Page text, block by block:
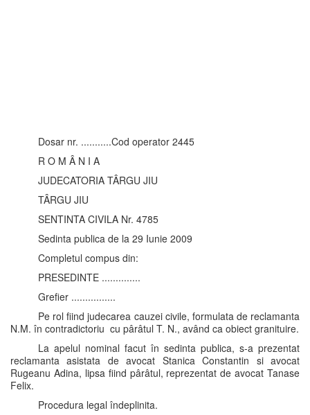
Dosar nr. ...........Cod operator 2445
R O M Â N I A
JUDECATORIA TÂRGU JIU
TÂRGU JIU
SENTINTA CIVILA Nr. 4785
Sedinta publica de la 29 Iunie 2009
Completul compus din:
PRESEDINTE ..............
Grefier ................
Pe rol fiind judecarea cauzei civile, formulata de reclamanta
N.M. în contradictoriu cu pârâtul T. N., având ca obiect granituire.
La apelul nominal facut în sedinta publica, s-a prezentat
reclamanta asistata de avocat Stanica Constantin si avocat
Rugeanu Adina, lipsa fiind pârâtul, reprezentat de avocat Tanase
Felix.
Procedura legal îndeplinita.